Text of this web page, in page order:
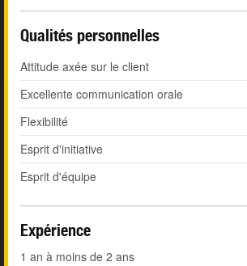
Qualités personnelles
Attitude axée sur le client
Excellente communication orale
Flexibilité
Esprit d'initiative
Esprit d'équipe
Expérience
1 an à moins de 2 ans